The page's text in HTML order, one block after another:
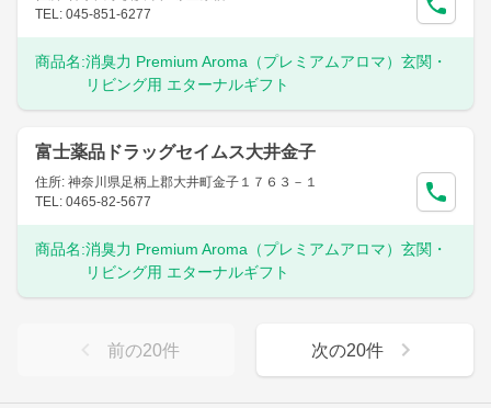
TEL: 045-851-6277
商品名:消臭力 Premium Aroma（プレミアムアロマ）玄関・
リビング用 エターナルギフト
富士薬品ドラッグセイムス大井金子
住所: 神奈川県足柄上郡大井町金子１７６３－１
TEL: 0465-82-5677
商品名:消臭力 Premium Aroma（プレミアムアロマ）玄関・
リビング用 エターナルギフト
前の20件 次の20件